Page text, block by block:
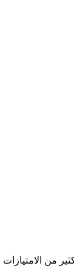
من